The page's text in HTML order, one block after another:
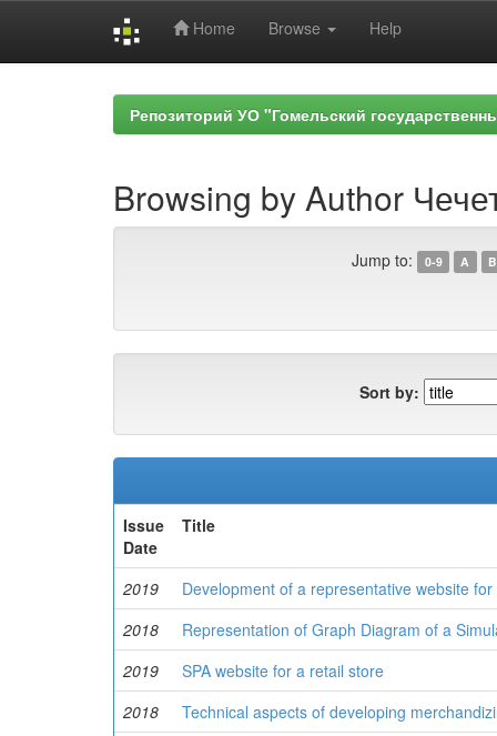
Home Browse Help
Репозиторий УО "Гомельский
Browsing by Author
Jump to: 0-9 A B
Sort by:
Issue
Date
Title
2019 Development of a representative website
2018
Representation of Graph Diagram of a
2019
SPA website for a retail store
2018
Technical aspects of developing